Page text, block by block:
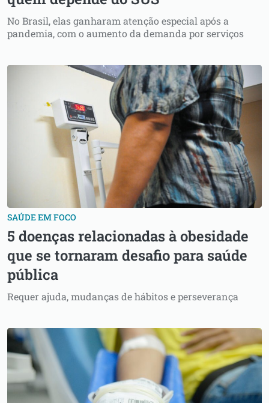
No Brasil, elas ganharam atenção especial após a
pandemia, com o aumento da demanda por serviços
SAÚDE EM FOCO
5 doenças relacionadas à obesidade
que se tornaram desafio para saúde
pública
Requer ajuda, mudanças de hábitos e perseverança